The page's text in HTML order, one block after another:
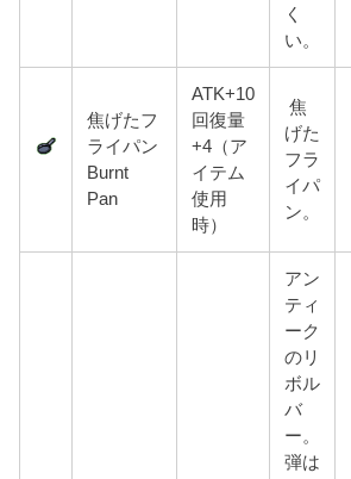
く
い。
焦げたフ
ライパン
Burnt
Pan
ATK+10
回復量
+4（ア
イテム
使用
時）
焦
げた
フラ
イパ
ン。
アン
ティ
ーク
のリ
ボル
バ
ー。
弾は